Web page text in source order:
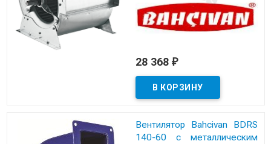
28 368 ₽
Вентилятор Bahcivan BDRS
140-60 с металлическим